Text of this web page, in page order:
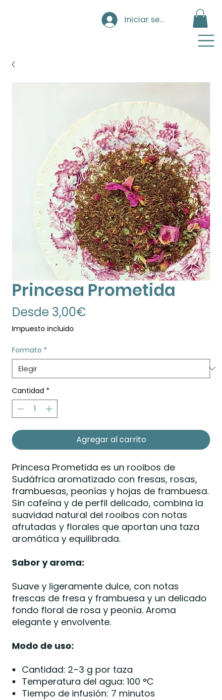
Iniciar sesión
Princesa Prometida
Desde 3,00€Precio
Impuesto incluido
Formato *
Cantidad *
Agregar al carrito
Princesa Prometida es un rooibos de
Sudáfrica aromatizado con fresas, rosas,
frambuesas, peonías y hojas de frambuesa.
Sin cafeína y de perfil delicado, combina la
suavidad natural del rooibos con notas
afrutadas y florales que aportan una taza
aromática y equilibrada.
Sabor y aroma:
Suave y ligeramente dulce, con notas
frescas de fresa y frambuesa y un delicado
fondo floral de rosa y peonía. Aroma
elegante y envolvente.
Modo de uso:
Cantidad: 2–3 g por taza
Temperatura del agua: 100 °C
Tiempo de infusión: 7 minutos